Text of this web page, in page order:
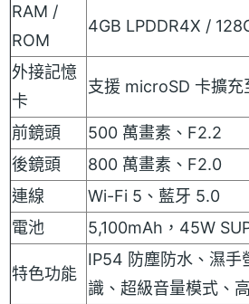
RAM /
ROM
4GB LPDDR4X /
外接記憶
卡
支援 microSD 卡擴充
前鏡頭
500 萬畫素、F2.2
後鏡頭
800 萬畫素、F2.0
連線
Wi-Fi 5、藍牙 5.0
電池
5,100mAh，45W
特色功能
IP54 防塵防水、濕手
識、超級音量模式、